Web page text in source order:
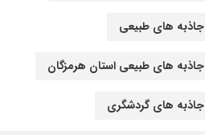
جاذبه های طبیعی
جاذبه های طبیعی استان هرمزگان
جاذبه های گردشگری